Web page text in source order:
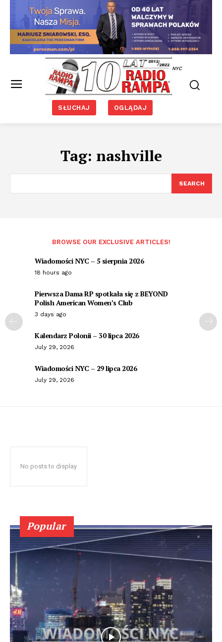
NYC
SŁUCHAJ OGLĄDAJ
Tag: nashville
SEARCH
BROWSE OUR EXCLUSIVE ARTICLES!
Wiadomości NYC – 5 sierpnia 2026
18 hours ago
Pierwsza Dama RP spotkała się z BEYOND
Polish American Women’s Club
3 days ago
Kalendarz Polonii – 30 lipca 2026
July 29, 2026
Wiadomości NYC – 29 lipca 2026
July 29, 2026
No posts to display
Popular